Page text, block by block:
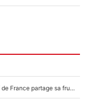
Mis de côté par Fabien Galthié, un joueur du XV de France partage sa frustration : «ils ne me l’ont pas dit tout de suite»